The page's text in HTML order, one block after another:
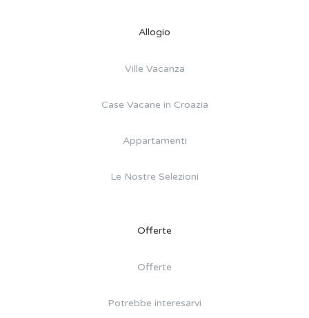
Allogio
Ville Vacanza
Case Vacane in Croazia
Appartamenti
Le Nostre Selezioni
Offerte
Offerte
Potrebbe interesarvi